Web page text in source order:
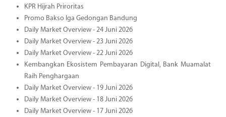
KPR Hijrah Priroritas
Promo Bakso Iga Gedongan Bandung
Daily Market Overview - 24 Juni 2026
Daily Market Overview - 23 Juni 2026
Daily Market Overview - 22 Juni 2026
Kembangkan Ekosistem Pembayaran Digital, Bank Muamalat
Raih Penghargaan
Daily Market Overview - 19 Juni 2026
Daily Market Overview - 18 Juni 2026
Daily Market Overview - 17 Juni 2026